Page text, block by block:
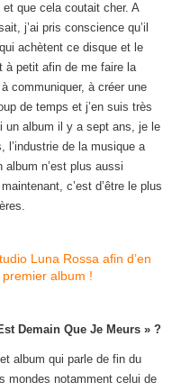
que cela coutait cher. A
j’ai pris conscience qu’il
achètent ce disque et le
à petit afin de me faire la
communiquer, à créer une
de temps et j’en suis très
un album il y a sept ans, je le
l’industrie de la musique a
album n’est plus aussi
c’est d’être le plus
Demain Que Je Meurs » ?
album qui parle de fin du
mondes notamment celui de